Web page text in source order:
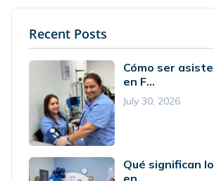
Recent Posts
Cómo ser
en F...
July 30, 2026
Qué significan